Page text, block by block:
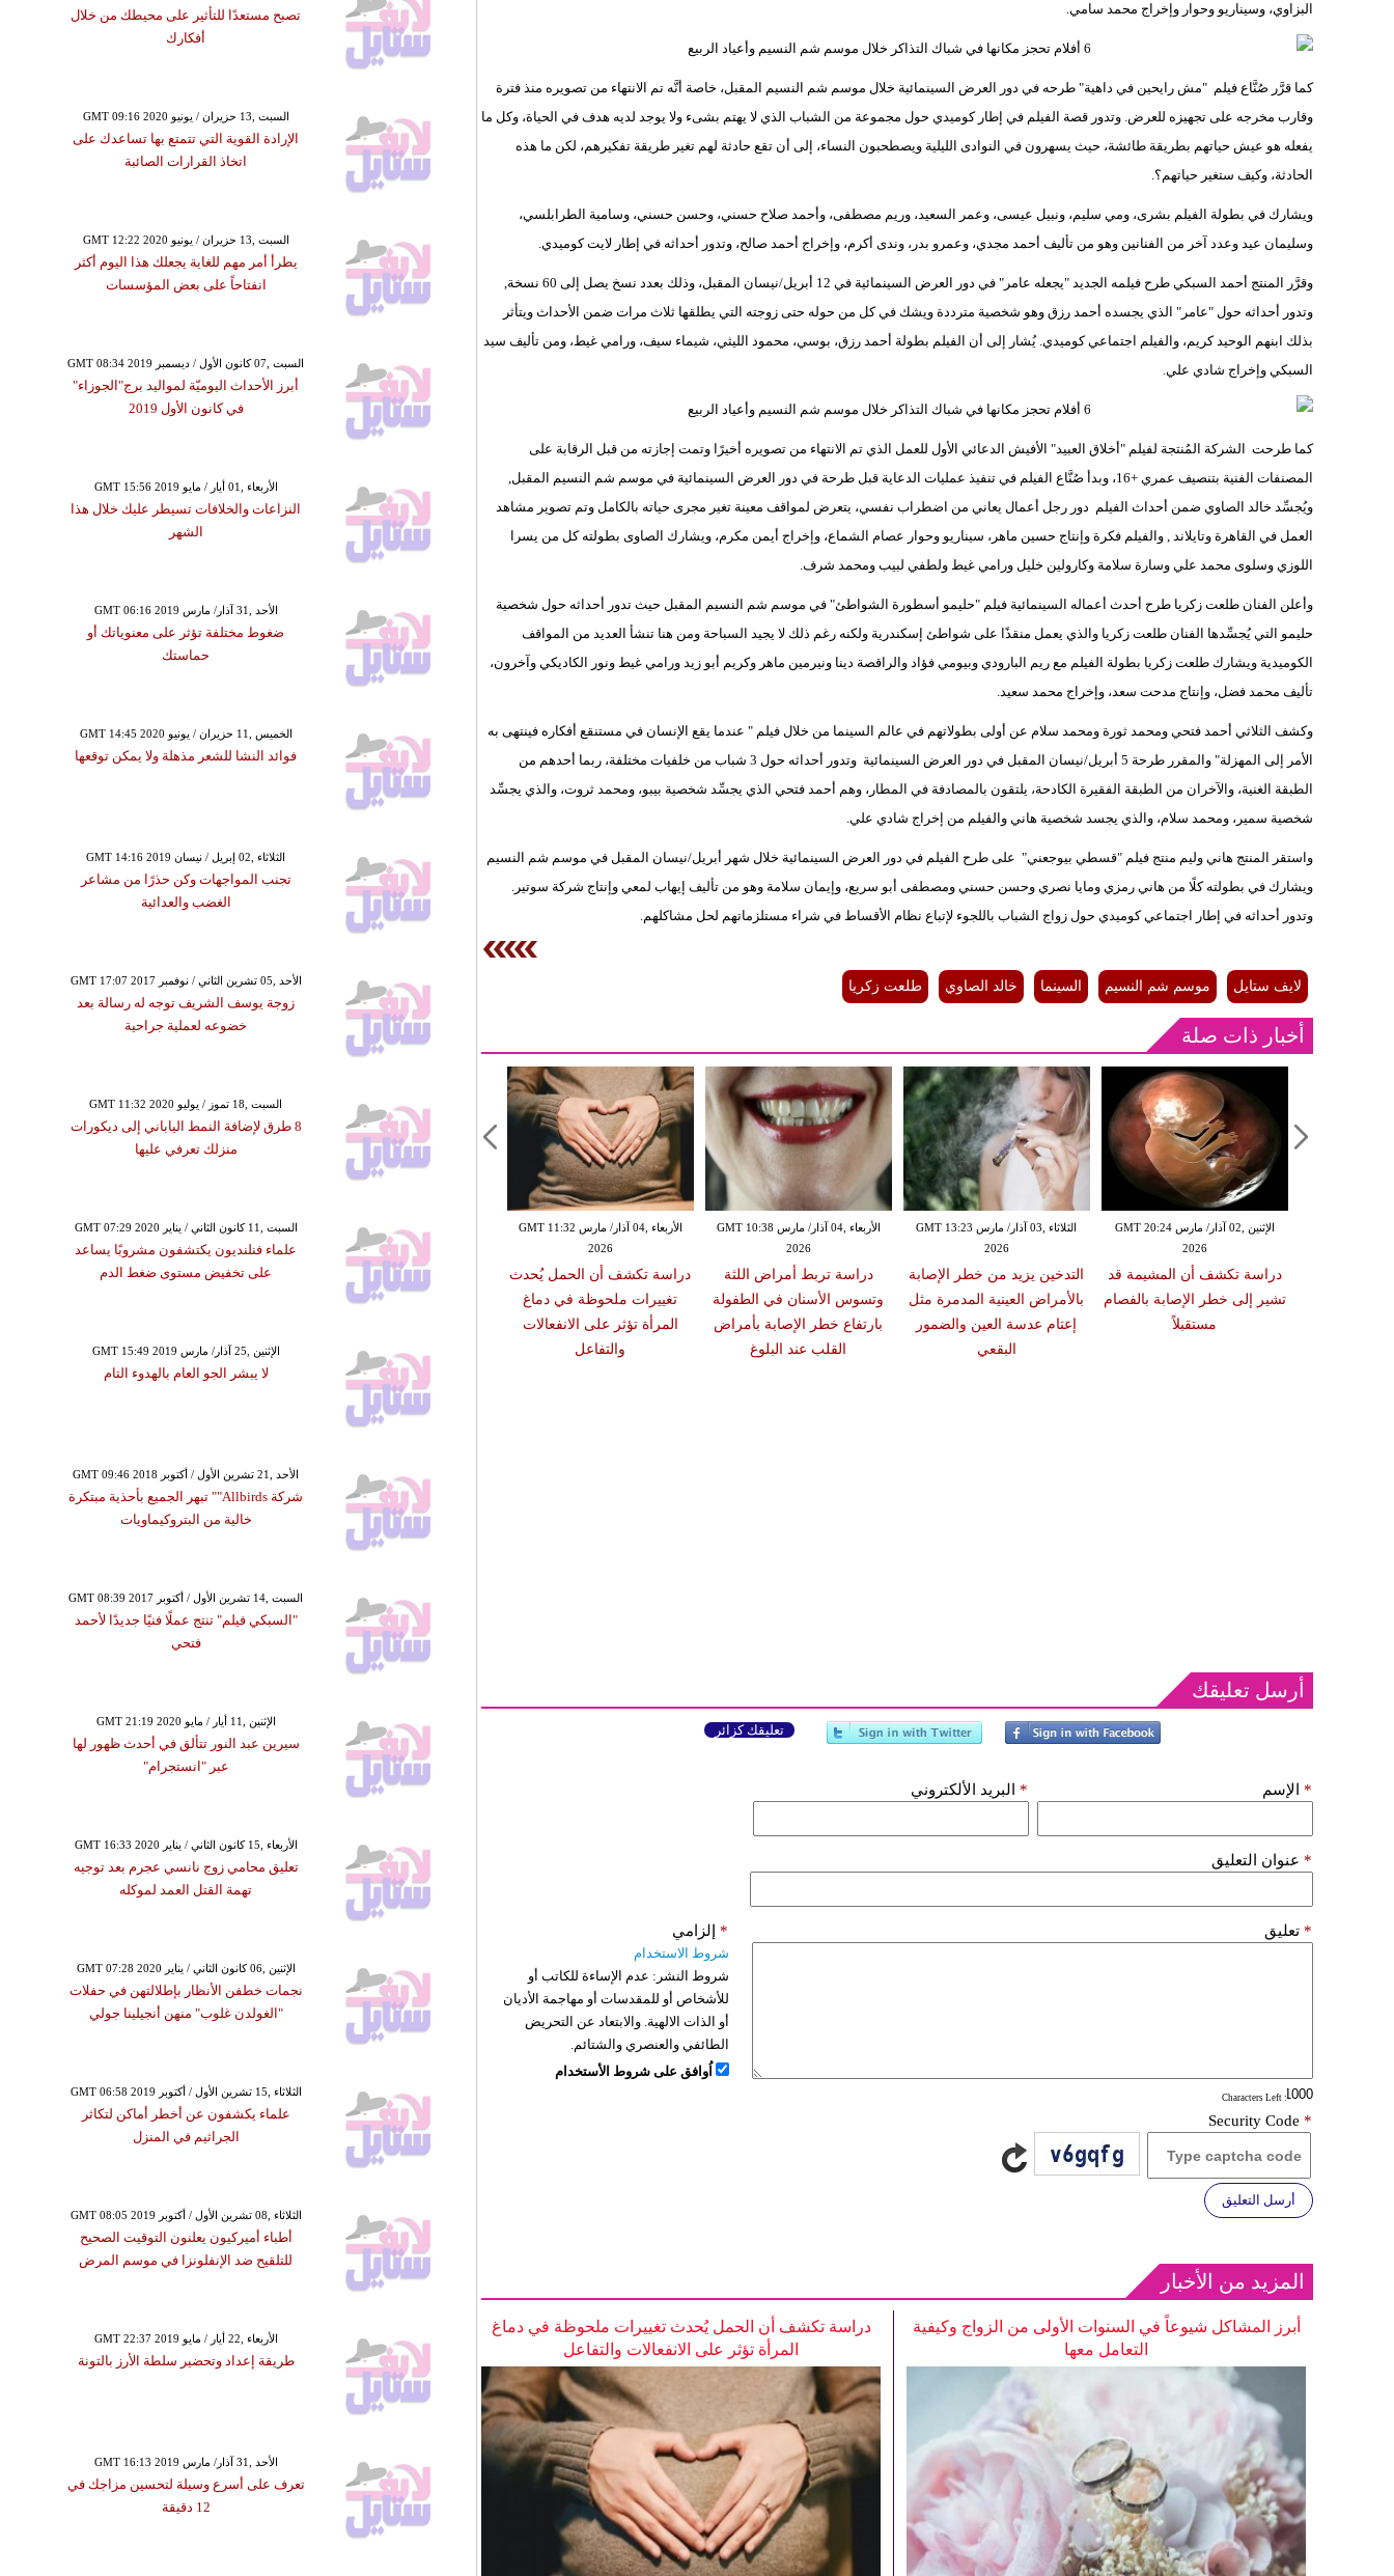
البزاوي، وسيناريو وحوار وإخراج محمد سامي.
كما قرَّر صُنَّاع فيلم "مش رايحين في داهية" طرحه في دور العرض السينمائية خلال موسم شم النسيم المقبل، خاصة أنَّه تم الانتهاء من تصويره منذ فترة
وقارب مخرجه على تجهيزه للعرض. وتدور قصة الفيلم في إطار كوميدي حول مجموعة من الشباب الذي لا يهتم بشىء ولا يوجد لديه هدف في الحياة، وكل ما
يفعله هو عيش حياتهم بطريقة طائشة، حيث يسهرون في النوادى الليلية ويصطحبون النساء، إلى أن تقع حادثة لهم تغير طريقة تفكيرهم، لكن ما هذه
الحادثة، وكيف ستغير حياتهم؟.
ويشارك في بطولة الفيلم بشرى، ومي سليم، ونبيل عيسى، وعمر السعيد، وريم مصطفى، وأحمد صلاح حسني، وحسن حسني، وسامية الطرابلسي،
وسليمان عيد وعدد آخر من الفنانين وهو من تأليف أحمد مجدي، وعمرو بدر، وندى أكرم، وإخراج أحمد صالح، وتدور أحداثه في إطار لايت كوميدي.
وقرَّر المنتج أحمد السبكي طرح فيلمه الجديد "يجعله عامر" في دور العرض السينمائية في 12 أبريل/نيسان المقبل، وذلك بعدد نسخ يصل إلى 60 نسخة,
وتدور أحداثه حول "عامر" الذي يجسده أحمد رزق وهو شخصية مترددة ويشك في كل من حوله حتى زوجته التي يطلقها ثلاث مرات ضمن الأحداث ويتأثر
بذلك ابنهم الوحيد كريم، والفيلم اجتماعي كوميدي. يُشار إلى أن الفيلم بطولة أحمد رزق، بوسي، محمود الليثي، شيماء سيف، ورامي غيط، ومن تأليف سيد
السبكي وإخراج شادي علي.
كما طرحت الشركة المُنتجة لفيلم "أخلاق العبيد" الأفيش الدعائي الأول للعمل الذي تم الانتهاء من تصويره أخيرًا وتمت إجازته من قبل الرقابة على
المصنفات الفنية بتنصيف عمري +16، وبدأ صُنَّاع الفيلم في تنفيذ عمليات الدعاية قبل طرحة في دور العرض السينمائية في موسم شم النسيم المقبل,
ويُجسِّد خالد الصاوي ضمن أحداث الفيلم دور رجل أعمال يعاني من اضطراب نفسي، يتعرض لمواقف معينة تغير مجرى حياته بالكامل وتم تصوير مشاهد
العمل في القاهرة وتايلاند , والفيلم فكرة وإنتاج حسين ماهر، سيناريو وحوار عصام الشماع، وإخراج أيمن مكرم، ويشارك الصاوى بطولته كل من يسرا
اللوزي وسلوى محمد علي وسارة سلامة وكارولين خليل ورامي غيط ولطفي لبيب ومحمد شرف.
وأعلن الفنان طلعت زكريا طرح أحدث أعماله السينمائية فيلم "حليمو أسطورة الشواطئ" في موسم شم النسيم المقبل حيث تدور أحداثه حول شخصية
حليمو التي يُجسِّدها الفنان طلعت زكريا والذي يعمل منقذًا على شواطئ إسكندرية ولكنه رغم ذلك لا يجيد السباحة ومن هنا تنشأ العديد من المواقف
الكوميدية ويشارك طلعت زكريا بطولة الفيلم مع ريم البارودي وبيومي فؤاد والراقصة دينا ونيرمين ماهر وكريم أبو زيد ورامي غيط ونور الكاديكي وآخرون،
تأليف محمد فضل، وإنتاج مدحت سعد، وإخراج محمد سعيد.
وكشف الثلاثي أحمد فتحي ومحمد ثورة ومحمد سلام عن أولى بطولاتهم في عالم السينما من خلال فيلم " عندما يقع الإنسان في مستنقع أفكاره فينتهى به
الأمر إلى المهزلة" والمقرر طرحة 5 أبريل/نيسان المقبل في دور العرض السينمائية وتدور أحداثه حول 3 شباب من خلفيات مختلفة، ربما أحدهم من
الطبقة الغنية، والآخران من الطبقة الفقيرة الكادحة، يلتقون بالمصادفة في المطار، وهم أحمد فتحي الذي يجسِّد شخصية بيبو، ومحمد ثروت، والذي يجسِّد
شخصية سمير، ومحمد سلام، والذي يجسد شخصية هاني والفيلم من إخراج شادي علي.
واستقر المنتج هاني وليم منتج فيلم "قسطي بيوجعني" على طرح الفيلم في دور العرض السينمائية خلال شهر أبريل/نيسان المقبل في موسم شم النسيم
ويشارك في بطولته كلًا من هاني رمزي ومايا نصري وحسن حسني ومصطفى أبو سريع، وإيمان سلامة وهو من تأليف إيهاب لمعي وإنتاج شركة سوتير.
وتدور أحداثه في إطار اجتماعي كوميدي حول زواج الشباب باللجوء لإتباع نظام الأقساط في شراء مستلزماتهم لحل مشاكلهم.
لايف ستايل موسم شم النسيم السينما خالد الصاوي طلعت زكريا
أخبار ذات صلة
الأربعاء ,04 آذار/ مارس GMT 11:32
2026
دراسة تكشف أن الحمل يُحدث
تغييرات ملحوظة في دماغ
المرأة تؤثر على الانفعالات
والتفاعل
الأربعاء ,04 آذار/ مارس GMT 10:38
2026
دراسة تربط أمراض اللثة
وتسوس الأسنان في الطفولة
بارتفاع خطر الإصابة بأمراض
القلب عند البلوغ
الثلاثاء ,03 آذار/ مارس GMT 13:23
2026
التدخين يزيد من خطر الإصابة
بالأمراض العينية المدمرة مثل
إعتام عدسة العين والضمور
البقعي
الإثنين ,02 آذار/ مارس GMT 20:24
2026
دراسة تكشف أن المشيمة قد
تشير إلى خطر الإصابة بالفصام
مستقبلاً
أرسل تعليقك
تعليقك كزائر
الإسم * البريد الألكتروني *
عنوان التعليق *
تعليق *
: Characters Left
إلزامي *
شروط الاستخدام
شروط النشر: عدم الإساءة للكاتب أو
للأشخاص أو للمقدسات أو مهاجمة الأديان
أو الذات الالهية. والابتعاد عن التحريض
الطائفي والعنصري والشتائم.
اُوافق على شروط الأستخدام
Security Code *
أرسل التعليق
المزيد من الأخبار
دراسة تكشف أن الحمل يُحدث تغييرات ملحوظة في دماغ
المرأة تؤثر على الانفعالات والتفاعل
أبرز المشاكل شيوعاً في السنوات الأولى من الزواج وكيفية
التعامل معها
تصبح مستعدًا للتأثير على محيطك من خلال
أفكارك
GMT 09:16 2020 السبت ,13 حزيران / يونيو
الإرادة القوية التي تتمتع بها تساعدك على
اتخاذ القرارات الصائبة
GMT 12:22 2020 السبت ,13 حزيران / يونيو
يطرأ أمر مهم للغاية يجعلك هذا اليوم أكثر
انفتاحاً على بعض المؤسسات
GMT 08:34 2019 السبت ,07 كانون الأول / ديسمبر
أبرز الأحداث اليوميّة لمواليد برج"الجوزاء"
في كانون الأول 2019
GMT 15:56 2019 الأربعاء ,01 أيار / مايو
النزاعات والخلافات تسيطر عليك خلال هذا
الشهر
GMT 06:16 2019 الأحد ,31 آذار/ مارس
ضغوط مختلفة تؤثر على معنوياتك أو
حماستك
GMT 14:45 2020 الخميس ,11 حزيران / يونيو
فوائد النشا للشعر مذهلة ولا يمكن توقعها
GMT 14:16 2019 الثلاثاء ,02 إبريل / نيسان
تجنب المواجهات وكن حذرًا من مشاعر
الغضب والعدائية
GMT 17:07 2017 الأحد ,05 تشرين الثاني / نوفمبر
زوجة يوسف الشريف توجه له رسالة بعد
خضوعه لعملية جراحية
GMT 11:32 2020 السبت ,18 تموز / يوليو
8 طرق لإضافة النمط الياباني إلى ديكورات
منزلك تعرفي عليها
GMT 07:29 2020 السبت ,11 كانون الثاني / يناير
علماء فنلنديون يكتشفون مشروبًا يساعد
على تخفيض مستوى ضغط الدم
GMT 15:49 2019 الإثنين ,25 آذار/ مارس
لا يبشر الجو العام بالهدوء التام
GMT 09:46 2018 الأحد ,21 تشرين الأول / أكتوبر
شركة Allbirds"" تبهر الجميع بأحذية مبتكرة
خالية من البتروكيماويات
GMT 08:39 2017 السبت ,14 تشرين الأول / أكتوبر
"السبكي فيلم" تنتج عملًا فنيًا جديدًا لأحمد
فتحي
GMT 21:19 2020 الإثنين ,11 أيار / مايو
سيرين عبد النور تتألق في أحدث ظهور لها
عبر "انستجرام"
GMT 16:33 2020 الأربعاء ,15 كانون الثاني / يناير
تعليق محامي زوج نانسي عجرم بعد توجيه
تهمة القتل العمد لموكله
GMT 07:28 2020 الإثنين ,06 كانون الثاني / يناير
نجمات خطفن الأنظار بإطلالتهن في حفلات
"الغولدن غلوب" منهن أنجيلينا جولي
GMT 06:58 2019 الثلاثاء ,15 تشرين الأول / أكتوبر
علماء يكشفون عن أخطر أماكن لتكاثر
الجراثيم في المنزل
GMT 08:05 2019 الثلاثاء ,08 تشرين الأول / أكتوبر
أطباء أميركيون يعلنون التوقيت الصحيح
للتلقيح ضد الإنفلونزا في موسم المرض
GMT 22:37 2019 الأربعاء ,22 أيار / مايو
طريقة إعداد وتحضير سلطة الأرز بالتونة
GMT 16:13 2019 الأحد ,31 آذار/ مارس
تعرف على أسرع وسيلة لتحسين مزاجك في
12 دقيقة